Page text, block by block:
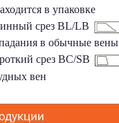
в упаковке
срез BL/LB
в обычные вены
срез BC/SB
вен